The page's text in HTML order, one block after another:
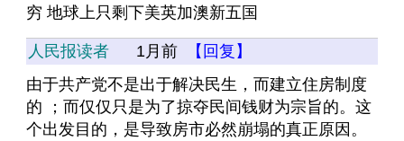
穷 地球上只剩下美英加澳新五国
人民报读者 1月前
【回复】
由于共产党不是出于解决民生，而建立住房制度
的 ；而仅仅只是为了掠夺民间钱财为宗旨的。这
个出发目的，是导致房市必然崩塌的真正原因。